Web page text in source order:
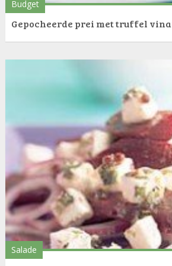
Budget
Gepocheerde prei met truffel
Salade